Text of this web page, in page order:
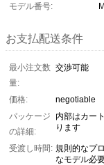
モデル番号:
お支払配送条件
最小注文数
量:
交渉可能
価格:
negotiable
パッケージ
の詳細:
内部はカー
ります
受渡し時間: 規則的なプ
なモデル必